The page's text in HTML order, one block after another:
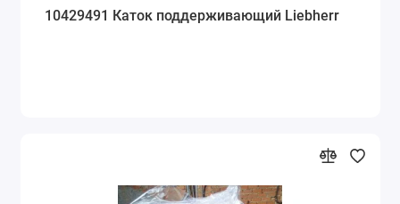
10429491 Каток поддерживающий Liebherr